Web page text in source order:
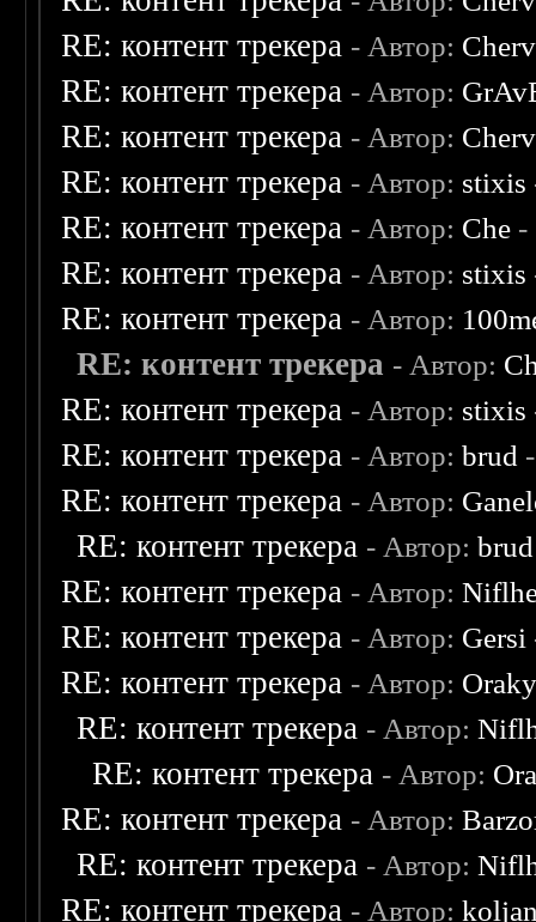
RE: контент трекера - Автор:
RE: контент трекера - Автор:
RE: контент трекера - Автор:
RE: контент трекера - Автор: stixis
RE: контент трекера - Автор: Che -
RE: контент трекера - Автор: stixis
RE: контент трекера - Автор:
RE: контент трекера - Автор:
RE: контент трекера - Автор: stixis
RE: контент трекера - Автор:brud
RE: контент трекера - Автор:
RE: контент трекера - Автор:brud
RE: контент трекера - Автор:
RE: контент трекера - Автор: Gersi
RE: контент трекера - Автор:
RE: контент трекера - Автор:
RE: контент трекера - Автор:
RE: контент трекера - Автор:
RE: контент трекера - Автор:
RE: контент трекера - Автор: